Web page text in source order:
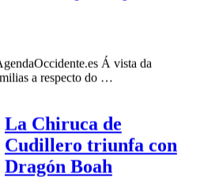
Á vista da
a respecto do …
La Chiruca de
Cudillero triunfa con
Dragón Boah